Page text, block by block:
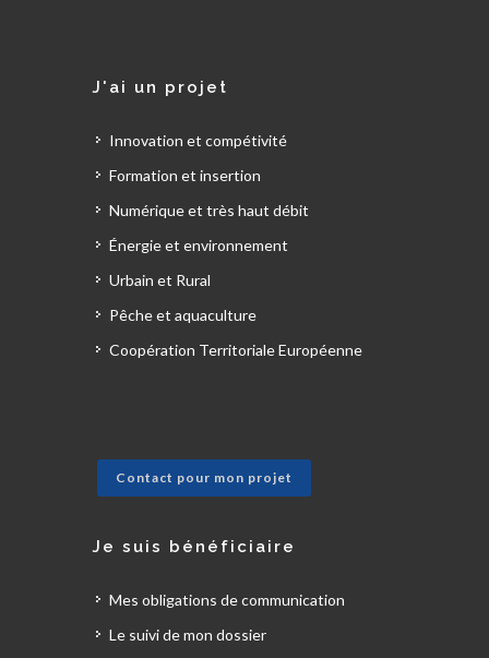
J'ai un projet
Innovation et compétivité
Formation et insertion
Numérique et très haut débit
Énergie et environnement
Urbain et Rural
Pêche et aquaculture
Coopération Territoriale Européenne
Contact pour mon projet
Je suis bénéficiaire
Mes obligations de communication
Le suivi de mon dossier